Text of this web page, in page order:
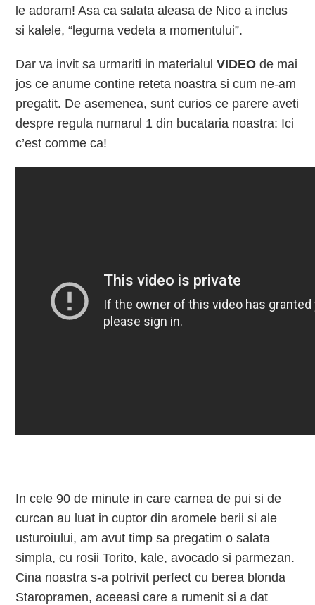
le adoram! Asa ca salata aleasa de Nico a inclus
si kalele, “leguma vedeta a momentului”.
Dar va invit sa urmariti in materialulVIDEO de mai
jos ce anume contine reteta noastra si cum ne-am
pregatit. De asemenea, sunt curios ce parere aveti
despre regula numarul 1 din bucataria noastra: Ici
c’est comme ca!
In cele 90 de minute in care carnea de pui si de
curcan au luat in cuptor din aromele berii si ale
usturoiului, am avut timp sa pregatim o salata
simpla, cu rosii Torito, kale, avocado si parmezan.
Cina noastra s-a potrivit perfect cu berea blonda
Staropramen, aceeasi care a rumenit si a dat